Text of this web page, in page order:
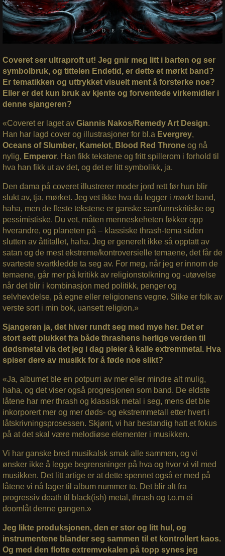
Coveret ser ultraproft ut! Jeg gnir meg litt i barten og ser
symbolbruk, og tittelen Endetid, er dette et mørkt band?
Er tematikken og uttrykket visuelt ment å forsterke noe?
Eller er det kun bruk av kjente og forventede virkemidler i
denne sjangeren?
«Coveret er laget avGiannis Nakos/Remedy Art Design.
Han har lagd cover og illustrasjoner for bl.a Evergrey,
Oceans of Slumber, Kamelot, Blood Red Throneog nå
nylig, Emperor. Han fikk tekstene og fritt spillerom i forhold til
hva han fikk ut av det, og det er litt symbolikk, ja.
Den dama på coveret illustrerer moder jord rett før hun blir
slukt av, tja, mørket. Jeg vet ikke hva du legger i mørkt band,
haha, men de fleste tekstene er ganske samfunnskritiske og
pessimistiske. Du vet, måten menneskeheten føkker opp
hverandre, og planeten på – klassiske thrash-tema siden
slutten av åttitallet, haha. Jeg er generelt ikke så opptatt av
satan og de mest ekstreme/kontroversielle temaene, det får de
svarteste svartkledde ta seg av. For meg, når jeg er innom de
temaene, går mer på kritikk av religionstolkning og -utøvelse
når det blir i kombinasjon med politikk, penger og
selvhevdelse, på egne eller religionens vegne. Slike er folk av
verste sort i min bok, uansett religion.»
Sjangeren ja, det hiver rundt seg med mye her. Det er
stort sett plukket fra både thrashens herlige verden til
dødsmetal via det jeg i dag pleier å kalle extremmetal. Hva
spiser dere av musikk for å føde noe slikt?
«Ja, albumet ble en potpurri av mer eller mindre alt mulig,
haha, og det viser også progresjonen som band. De eldste
låtene har mer thrash og klassisk metal i seg, mens det ble
inkorporert mer og mer døds- og ekstremmetall etter hvert i
låtskrivningsprosessen. Skjønt, vi har bestandig hatt et fokus
på at det skal være melodiøse elementer i musikken.
Vi har ganske bred musikalsk smak alle sammen, og vi
ønsker ikke å legge begrensninger på hva og hvor vi vil med
musikken. Det litt artige er at dette spennet også er med på
låtene vi nå lager til album nummer to. Det blir alt fra
progressiv death til black(ish) metal, thrash og t.o.m ei
doomlåt denne gangen.»
Jeg likte produksjonen, den er stor og litt hul, og
instrumentene blander seg sammen til et kontrollert kaos.
Og med den flotte extremvokalen på topp synes jeg